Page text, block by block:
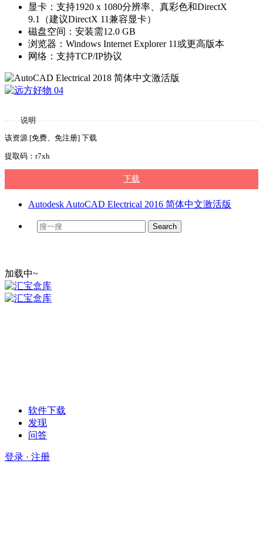
显卡：支持1920 x 1080分辨率、真彩色和DirectX
9.1（建议DirectX 11兼容显卡）
磁盘空间：安装需12.0 GB
浏览器：Windows Internet Explorer 11或更高版本
网络：支持TCP/IP协议
说明
该资源 [免费、免注册] 下载
提取码：r7xh
下载
Autodesk AutoCAD Electrical 2016 简体中文激活版
加载中~
软件下载
发现
问答
登录 · 注册